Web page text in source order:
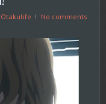
Otakulife No comments